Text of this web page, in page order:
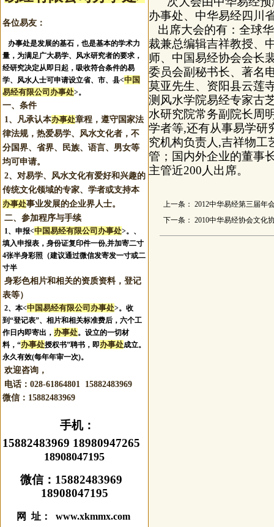
各位易友：
办事处是发展的基石，也是基本的学术力
量，为满足广大易学、风水研究者的要求，
经研究决定从即日起，吸收符合条件的易
学、风水人士可申请设立省、市、县<中国
易经有限公司办事处>。
一、条件
1、凡承认本办事处章程，遵守国家法
律法规，热爱易学、风水文化者，不
分国界、省界、民族、语言、男女等
均可申请。
2、对易学、风水文化有爱好和兴趣的
传统文化领域的专家、学者或支持本
办事处事业发展的企业界人士。
二、参加程序与手续
1、申报<中国易经有限公司办事处>。 、
填入申报表，身份证复印件一份,并加寄二寸
4张半身彩照（建议通过微信发寄发一寸或二
寸半
身彩色相片和相关的资质资料，登记
表等）
2、本<中国易经有限公司办事处>。收
到“登记表”、相片和相关标准费后，六个工
作日内即寄出， 办事处。设立的一切材
料，“办事处授权书”聘书，即办事处成立。
永久有效(每年年审一次)。
欢迎咨询，
电话：028-61864801 15882483969
微信： 15882483969
手机：
15882483969 18980947265
18908047195
微信： 15882483969
18908047195
网 址： www.xkmmx.com
办事处、中华易经四川
出席大会的有：全球
裁兼总编辑吉祥教授、
师、中国易经协会会长
委员会副秘书长、著名
莫亚先生、资阳县云莲
测风水学院易经专家古
水研究院常务副院长周
学者等,还有从事易学研
究机构负责人 ,吉祥物工
管；国内外企业的董事
主管近200 人出席。
上一条： 2012中华易经第三届年
下一条： 2010中华易经协会文化